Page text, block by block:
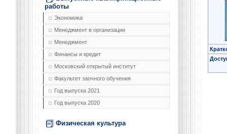
работы
Экономика
Менеджмент в организации
Менеджмент
Финансы и кредит
Московский открытый институт
Факультет заочного обучения
Год выпуска 2021
Год выпуска 2020
Физическая культура